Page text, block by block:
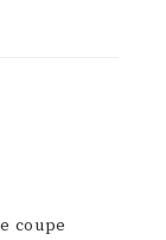
coupe